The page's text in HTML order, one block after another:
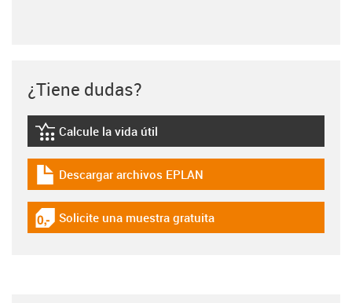
¿Tiene dudas?
igus-icon-lebensdauerrechner
Calcule la vida útil
igus-icon-download-plan
Descargar archivos EPLAN
igus-icon-gratismuster
Solicite una muestra gratuita